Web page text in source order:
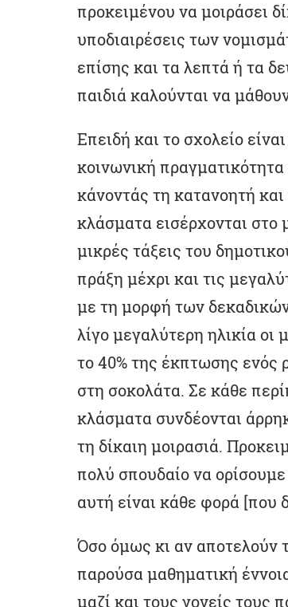
προκειμένου να μοιράσει
υποδιαιρέσεις των
επίσης και τα λεπτά ή τα
παιδιά καλούνται να
Επειδή και το σχολείο
κοινωνική
κάνοντάς τη κατανοητή
κλάσματα εισέρχονται στο
μικρές τάξεις του
πράξη μέχρι και τις
με τη μορφή των
λίγο μεγαλύτερη ηλικία
το 40% της έκπτωσης ενός
στη σοκολάτα. Σε κάθε
κλάσματα συνδέονται
τη δίκαιη μοιρασιά.
πολύ σπουδαίο να
αυτή είναι κάθε φορά [που
Όσο όμως κι αν αποτελούν
παρούσα μαθηματική
μαζί και τους γονείς τους